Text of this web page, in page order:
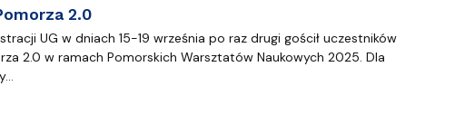
2.0
UG w dniach 15-19 września po raz drugi gościł uczestników
2.0 w ramach Pomorskich Warsztatów Naukowych 2025. Dla